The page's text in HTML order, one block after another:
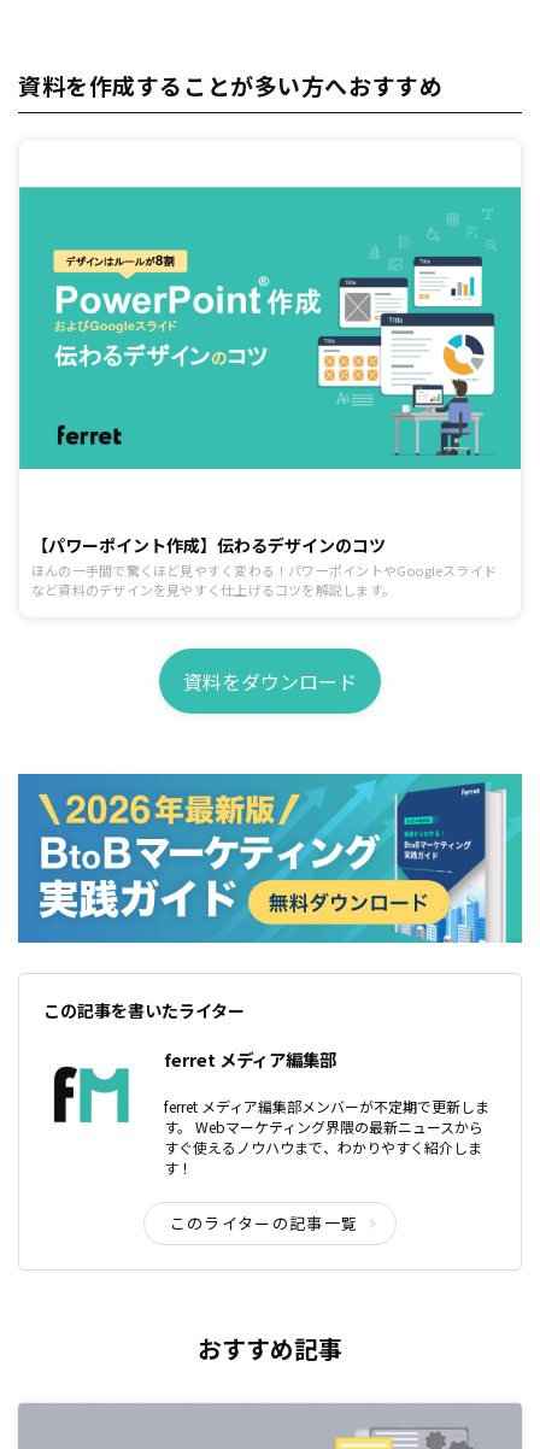
資料を作成することが多い方へおすすめ
【パワーポイント作成】伝わるデザインのコツ
ほんの一手間で驚くほど見やすく変わる！パワーポイントやGoogleスライド
など資料のデザインを見やすく仕上げるコツを解説します。
資料をダウンロード
この記事を書いたライター
ferret メディア編集部
ferret メディア編集部メンバーが不定期で更新しま
す。 Webマーケティング界隈の最新ニュースから
すぐ使えるノウハウまで、わかりやすく紹介しま
す！
このライターの記事一覧
おすすめ記事